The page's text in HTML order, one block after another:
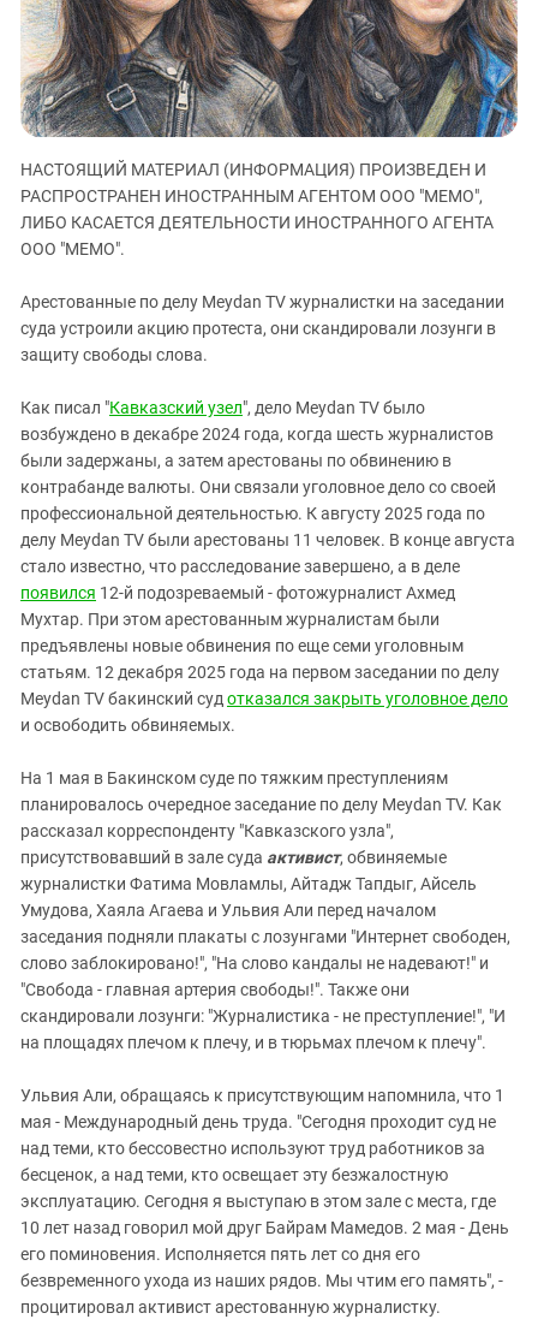
ЗАСТАВЛЯЕТ
КАВКАЗ ЗА ПАЛЕСТИНУ
ИНАКОМЫСЛИЕ В ЧЕЧНЕ
ПРЕСЛЕДОВАНИЕ АКТИВИСТОВ
МОБИЛИЗАЦИЯ И ПРОТЕСТЫ
Дагестан
Ингушетия
Кабардино-Балкария
Калмыкия
Карачаево-Черкесия
Краснодарский край
Нагорный Карабах
Северная Осетия - Алания
Ставропольский край
Чечня
Южная Осетия
Южный Кавказ
НАСТОЯЩИЙ МАТЕРИАЛ (ИНФОРМАЦИЯ) ПРОИЗВЕДЕН И
РАСПРОСТРАНЕН ИНОСТРАННЫМ АГЕНТОМ ООО "МЕМО",
ЛИБО КАСАЕТСЯ ДЕЯТЕЛЬНОСТИ ИНОСТРАННОГО АГЕНТА
ООО "МЕМО".
Арестованные по делу Meydan TV журналистки на заседании
суда устроили акцию протеста, они скандировали лозунги в
защиту свободы слова.
Как писал "Кавказский узел", дело Meydan TV было
возбуждено в декабре 2024 года, когда шесть журналистов
были задержаны, а затем арестованы по обвинению в
контрабанде валюты. Они связали уголовное дело со своей
профессиональной деятельностью. К августу 2025 года по
делу Meydan TV были арестованы 11 человек. В конце августа
стало известно, что расследование завершено, а в деле
появился 12-й подозреваемый - фотожурналист Ахмед
Мухтар. При этом арестованным журналистам были
предъявлены новые обвинения по еще семи уголовным
статьям. 12 декабря 2025 года на первом заседании по делу
Meydan TV бакинский суд отказался закрыть уголовное дело
и освободить обвиняемых.
На 1 мая в Бакинском суде по тяжким преступлениям
планировалось очередное заседание по делу Meydan TV. Как
рассказал корреспонденту "Кавказского узла",
присутствовавший в зале суда активист, обвиняемые
журналистки Фатима Мовламлы, Айтадж Тапдыг, Айсель
Умудова, Хаяла Агаева и Ульвия Али перед началом
заседания подняли плакаты с лозунгами "Интернет свободен,
слово заблокировано!", "На слово кандалы не надевают!" и
"Свобода - главная артерия свободы!". Также они
скандировали лозунги: "Журналистика - не преступление!", "И
на площадях плечом к плечу, и в тюрьмах плечом к плечу".
Ульвия Али, обращаясь к присутствующим напомнила, что 1
мая - Международный день труда. "Сегодня проходит суд не
над теми, кто бессовестно используют труд работников за
бесценок, а над теми, кто освещает эту безжалостную
эксплуатацию. Сегодня я выступаю в этом зале с места, где
10 лет назад говорил мой друг Байрам Мамедов. 2 мая - День
его поминовения. Исполняется пять лет со дня его
безвременного ухода из наших рядов. Мы чтим его память", -
процитировал активист арестованную журналистку.